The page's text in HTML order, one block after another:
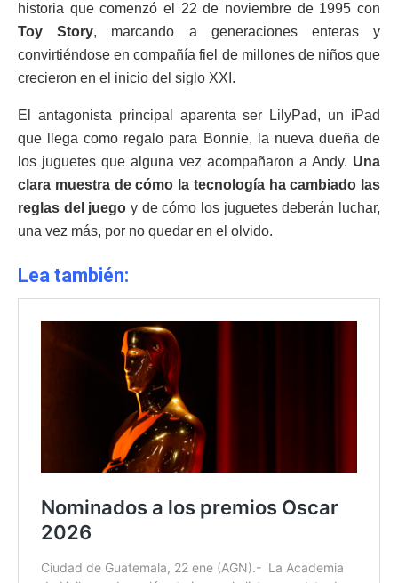
historia que comenzó el 22 de noviembre de 1995 con
Toy Story, marcando a generaciones enteras y
convirtiéndose en compañía fiel de millones de niños que
crecieron en el inicio del siglo XXI.
El antagonista principal aparenta ser LilyPad, un iPad
que llega como regalo para Bonnie, la nueva dueña de
los juguetes que alguna vez acompañaron a Andy. Una
clara muestra de cómo la tecnología ha cambiado las
reglas del juego y de cómo los juguetes deberán luchar,
una vez más, por no quedar en el olvido.
Lea también: